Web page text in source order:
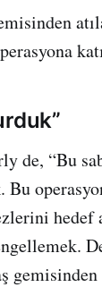
de, “Bu
Bu
hedef